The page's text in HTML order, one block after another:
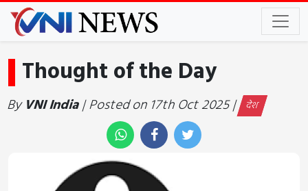
Thought of the Day
ByVNI India| Posted on 17th Oct 2025 | देश